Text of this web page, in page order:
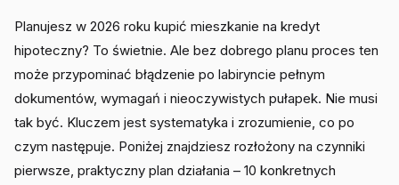
Planujesz w 2026 roku kupić mieszkanie na kredyt
hipoteczny? To świetnie. Ale bez dobrego planu proces ten
może przypominać błądzenie po labiryncie pełnym
dokumentów, wymagań i nieoczywistych pułapek. Nie musi
tak być. Kluczem jest systematyka i zrozumienie, co po
czym następuje. Poniżej znajdziesz rozłożony na czynniki
pierwsze, praktyczny plan działania – 10 konkretnych